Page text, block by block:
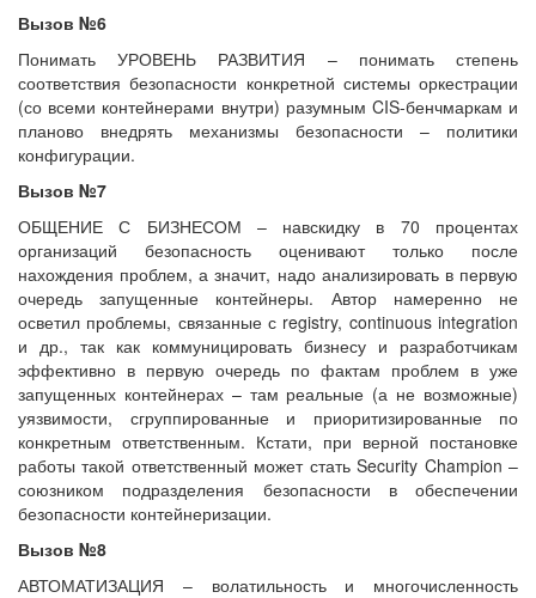
Вызов №6
Понимать УРОВЕНЬ РАЗВИТИЯ – понимать степень
соответствия безопасности конкретной системы оркестрации
(со всеми контейнерами внутри) разумным CIS-бенчмаркам и
планово внедрять механизмы безопасности – политики
конфигурации.
Вызов №7
ОБЩЕНИЕ С БИЗНЕСОМ – навскидку в 70 процентах
организаций безопасность оценивают только после
нахождения проблем, а значит, надо анализировать в первую
очередь запущенные контейнеры. Автор намеренно не
осветил проблемы, связанные с registry, continuous integration
и др., так как коммуницировать бизнесу и разработчикам
эффективно в первую очередь по фактам проблем в уже
запущенных контейнерах – там реальные (а не возможные)
уязвимости, сгруппированные и приоритизированные по
конкретным ответственным. Кстати, при верной постановке
работы такой ответственный может стать Security Champion –
союзником подразделения безопасности в обеспечении
безопасности контейнеризации.
Вызов №8
АВТОМАТИЗАЦИЯ – волатильность и многочисленность